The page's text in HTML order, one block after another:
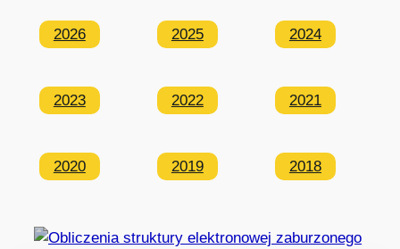
2026 2025 2024
2023 2022 2021
2020 2019 2018